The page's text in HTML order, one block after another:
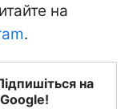
на
.
на